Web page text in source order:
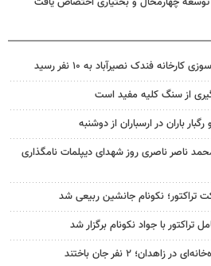
فندک نصیرآباد به ۱۰ نفر رسید
از سنگ کلیه مفید است
باران در ارسباران از دوشنبه
ناصر ناصری روز شهدای دیپلمات نامگذاری
تراکتور؛ نکونام جانشین ربیعی شد
با جواد نکونام برگزار شد
۲ نفر جان باختند